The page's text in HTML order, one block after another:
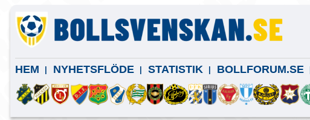
HEM NYHETSFLÖDE STATISTIK BOLLFORUM.SE